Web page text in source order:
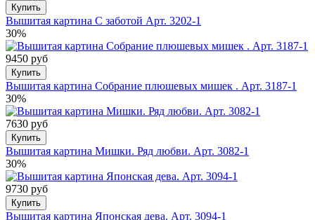
Купить
Вышитая картина С заботой Арт. 3202-1
30%
9450 руб
Купить
Вышитая картина Собрание плюшевых мишек . Арт. 3187-1
30%
7630 руб
Купить
Вышитая картина Мишки. Ряд любви. Арт. 3082-1
30%
9730 руб
Купить
Вышитая картина Японская дева. Арт. 3094-1